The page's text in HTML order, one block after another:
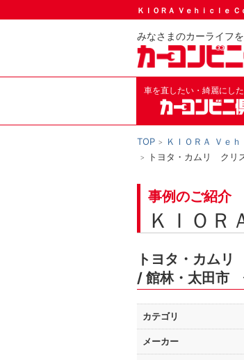
ＫＩＯＲＡ Ｖｅｈｉｃｌｅ
みなさまのカーライフ
車を直したい・綺麗にし
TOP ＫＩＯＲＡ Ｖｅｈ
トヨタ・カムリ クリ
事例のご紹介
ＫＩＯＲ
トヨタ・カム
/ 館林・太田市
カテゴリ
メーカー